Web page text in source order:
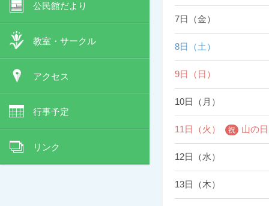
公民館だより
教室・サークル
アクセス
行事予定
リンク
7日（金）
8日（土）
9日（日）
10日（月）
11日（火） 山の日
12日（水）
13日（木）